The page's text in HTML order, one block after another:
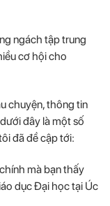
ngách tập trung
cơ hội cho
chuyện, thông tin
đây là một số
đã đề cập tới:
mà bạn thấy
dục Đại học tại Úc